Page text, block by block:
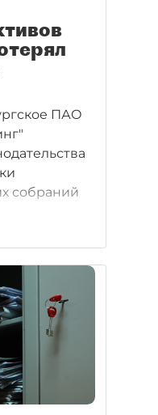
ПАО
собраний